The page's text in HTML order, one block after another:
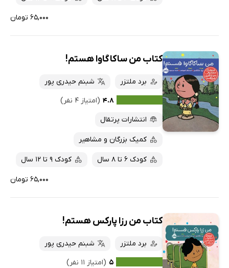
۶۵,۰۰۰ تومان
کتاب من ساکاگاوا هستم!
برد ملتزر
شبنم حیدری پور
۴.۸ (امتیاز ۴ نفر)
انتشارات پرتقال
کمیک بزرگان و مشاهیر
کودک 6 تا 8 سال کودک 9 تا 12 سال
۶۵,۰۰۰ تومان
کتاب من رزا پارکس هستم!
برد ملتزر
شبنم حیدری پور
۵ (امتیاز ۱۱ نفر)